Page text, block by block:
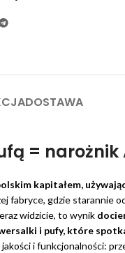
DOSTAWA
= narożnik
kapitałem,
fabryce, gdzie starannie
widzicie, to wynik
i pufy, które
i funkcjonalności: